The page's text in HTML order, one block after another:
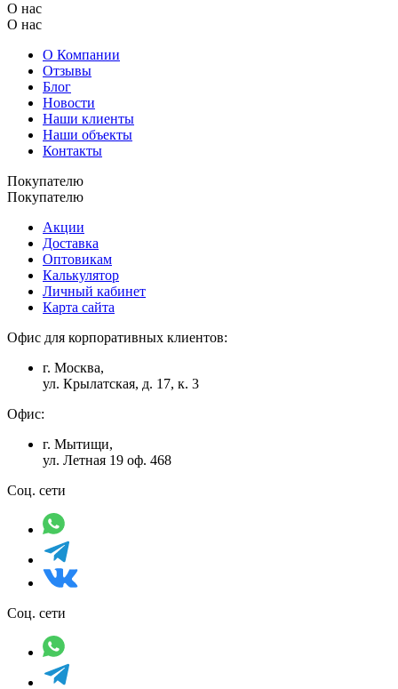
О нас
О нас
О Компании
Отзывы
Блог
Новости
Наши клиенты
Наши объекты
Контакты
Покупателю
Покупателю
Акции
Доставка
Оптовикам
Калькулятор
Личный кабинет
Карта сайта
Офис для корпоративных клиентов:
г. Москва,
ул. Крылатская, д. 17, к. 3
Офис:
г. Мытищи,
ул. Летная 19 оф. 468
Соц. сети
Соц. сети